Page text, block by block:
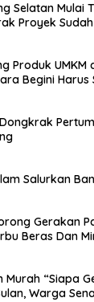
Selatan Mulai
Proyek
Produk UMKM
Begini Harus
Salurkan
Gerakan
Beras Dan
Murah “Siapa
Warga